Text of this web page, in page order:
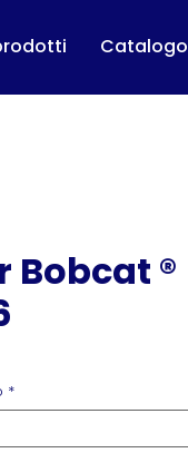
Catalogo
Bobcat ®
*